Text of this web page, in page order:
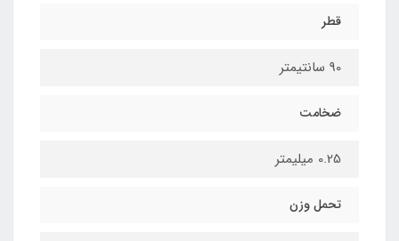
قطر
90 سانتیمتر
ضخامت
0.25 میلیمتر
تحمل وزن